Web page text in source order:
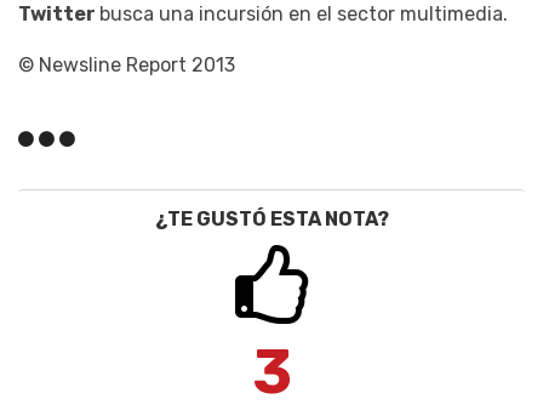
Twitter busca una incursión en el sector multimedia.
© Newsline Report 2013
¿TE GUSTÓ ESTA NOTA?
3